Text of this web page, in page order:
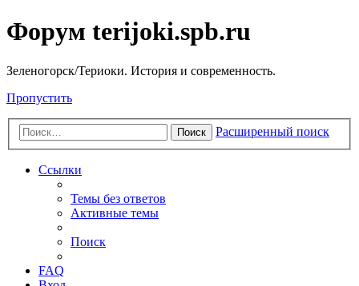
Форум terijoki.spb.ru
Зеленогорск/Териоки. История и современность.
Пропустить
Поиск Расширенный поиск
Ссылки
Темы без ответов
Активные темы
Поиск
FAQ